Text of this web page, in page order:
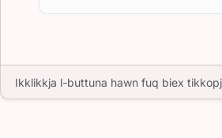
Ikklikkja l-buttuna hawn fuq biex